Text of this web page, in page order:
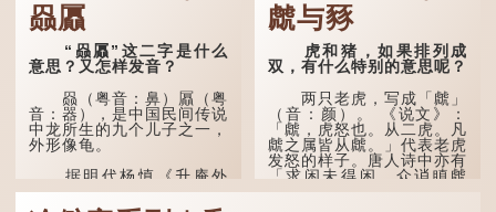
赑屭
“赑屭”这二字是什么
意思？又怎样发音？
赑（粤音：鼻）屭（粤
音：器），是中国民间传说
中龙所生的九个儿子之一，
外形像龟。
据明代杨慎《升庵外
集》记载，龙生九子的次序
排列为：赑屭、螭吻、蒲
虤与豩
虎和猪，如果排列成
双，有什么特别的意思呢？
两只老虎，写成「虤」
（音：颜）。 《说文》：
「虤，虎怒也。从二虎。凡
虤之属皆从虤。」代表老虎
发怒的样子。唐人诗中亦有
「求闲未得闲，众诮瞋虤
虤」之句，意思是众人的讥